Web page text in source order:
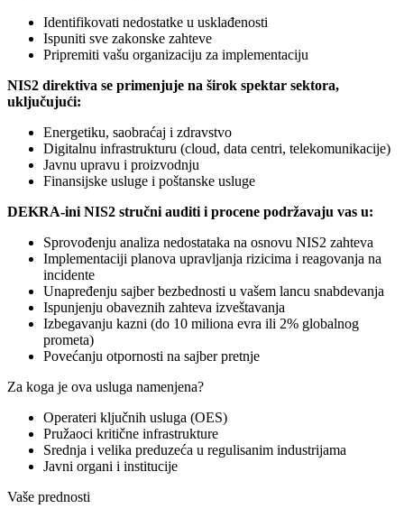
Identifikovati nedostatke u usklađenosti
Ispuniti sve zakonske zahteve
Pripremiti vašu organizaciju za implementaciju
NIS2 direktiva se primenjuje na širok spektar sektora,
uključujući:
Energetiku, saobraćaj i zdravstvo
Digitalnu infrastrukturu (cloud, data centri, telekomunikacije)
Javnu upravu i proizvodnju
Finansijske usluge i poštanske usluge
DEKRA-ini NIS2 stručni auditi i procene podržavaju vas u:
Sprovođenju analiza nedostataka na osnovu NIS2 zahteva
Implementaciji planova upravljanja rizicima i reagovanja na
incidente
Unapređenju sajber bezbednosti u vašem lancu snabdevanja
Ispunjenju obaveznih zahteva izveštavanja
Izbegavanju kazni (do 10 miliona evra ili 2% globalnog
prometa)
Povećanju otpornosti na sajber pretnje
Za koga je ova usluga namenjena?
Operateri ključnih usluga (OES)
Pružaoci kritične infrastrukture
Srednja i velika preduzeća u regulisanim industrijama
Javni organi i institucije
Vaše prednosti